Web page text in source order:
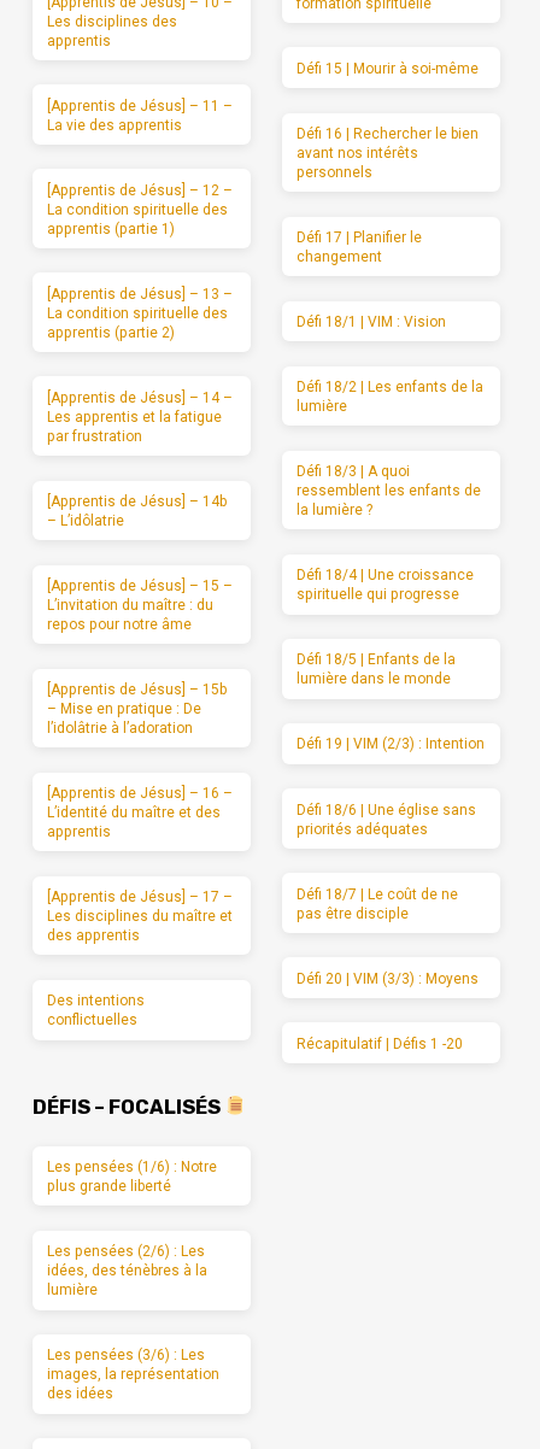
Les disciplines des
apprentis
[Apprentis de Jésus] – 11 –
La vie des apprentis
[Apprentis de Jésus] – 12 –
La condition spirituelle des
apprentis (partie 1)
[Apprentis de Jésus] – 13 –
La condition spirituelle des
apprentis (partie 2)
[Apprentis de Jésus] – 14 –
Les apprentis et la fatigue
par frustration
[Apprentis de Jésus] – 14b
– L’idôlatrie
[Apprentis de Jésus] – 15 –
L’invitation du maître : du
repos pour notre âme
[Apprentis de Jésus] – 15b
– Mise en pratique : De
l’idolâtrie à l’adoration
[Apprentis de Jésus] – 16 –
L’identité du maître et des
apprentis
[Apprentis de Jésus] – 17 –
Les disciplines du maître et
des apprentis
Des intentions
conflictuelles
formation spirituelle
Défi 15 | Mourir à soi-même
Défi 16 | Rechercher le bien
avant nos intérêts
personnels
Défi 17 | Planifier le
changement
Défi 18/1 | VIM : Vision
Défi 18/2 | Les enfants de la
lumière
Défi 18/3 | A quoi
ressemblent les enfants de
la lumière ?
Défi 18/4 | Une croissance
spirituelle qui progresse
Défi 18/5 | Enfants de la
lumière dans le monde
Défi 19 | VIM (2/3) : Intention
Défi 18/6 | Une église sans
priorités adéquates
Défi 18/7 | Le coût de ne
pas être disciple
Défi 20 | VIM (3/3) : Moyens
Récapitulatif | Défis 1 -20
DÉFIS – FOCALISÉS
Les pensées (1/6) : Notre
plus grande liberté
Les pensées (2/6) : Les
idées, des ténèbres à la
lumière
Les pensées (3/6) : Les
images, la représentation
des idées